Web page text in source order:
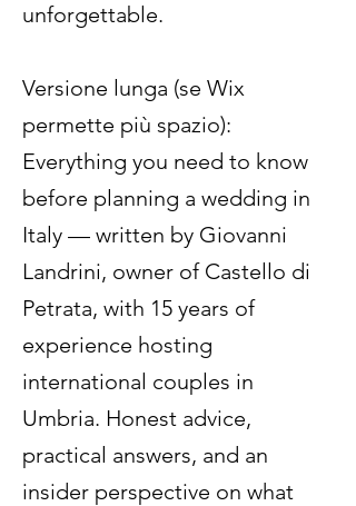
unforgettable.
Versione lunga (se Wix
permette più spazio):
Everything you need to know
before planning a wedding in
Italy — written by Giovanni
Landrini, owner of Castello di
Petrata, with 15 years of
experience hosting
international couples in
Umbria. Honest advice,
practical answers, and an
insider perspective on what